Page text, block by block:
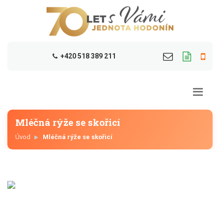
+420 518 389 211
Mléčná rýže se skořicí
Úvod Mléčná rýže se skořicí